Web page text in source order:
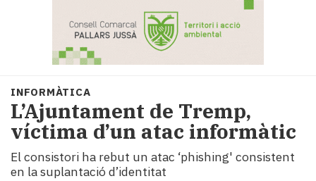
Societat
Política
i
municipis
Economia
i
INFORMÀTICA
L’Ajuntament de Tremp,
víctima d’un atac informàtic
El consistori ha rebut un atac ‘phishing' consistent
en la suplantació d’identitat